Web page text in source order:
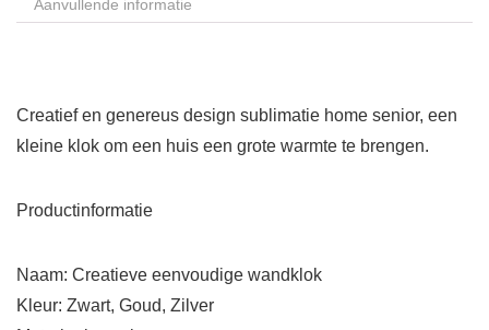
Aanvullende informatie
Creatief en genereus design sublimatie home senior, een
kleine klok om een ​​huis een grote warmte te brengen.
Productinformatie
Naam: Creatieve eenvoudige wandklok
Kleur: Zwart, Goud, Zilver